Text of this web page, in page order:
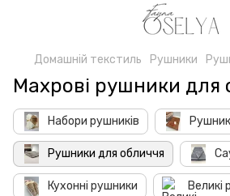
Домашній текстиль Рушники
Махрові рушники для
Набори рушників
Рушники для обличчя
Кухонні рушники Великі